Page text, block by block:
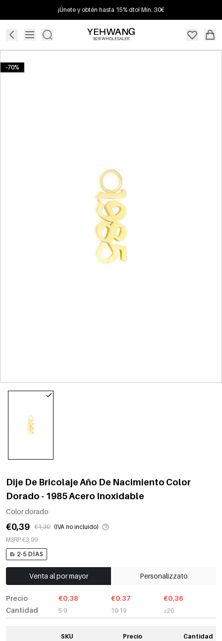
¡Únete y obtén hasta 15% dto! Mín. 30€
B2B WHOLESALER
-70%
Dije De Bricolaje Año De Nacimiento Color
Dorado - 1985 Acero Inoxidable
Color dorado
€0,39 €1,30 (IVA no incluido)
MSRP €3,99
2-5 DÍAS
Venta al por mayor Personalizzato
Precio
Cantidad
€0.38
5-9
€0.37
10-19
€0.36
≥20
SKU Precio Cantidad